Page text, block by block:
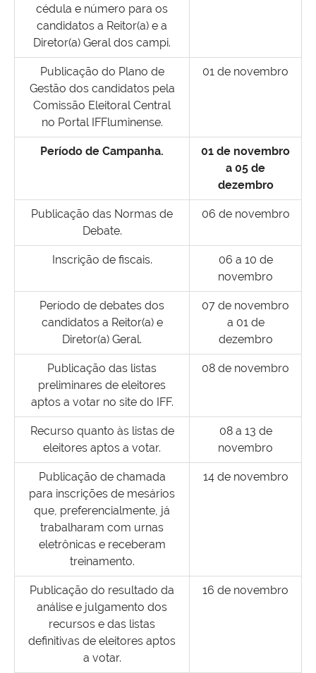
cédula e número para os
candidatos a Reitor(a) e a
Diretor(a) Geral dos campi.
Publicação do Plano de
Gestão dos candidatos pela
Comissão Eleitoral Central
no Portal IFFluminense.
01 de novembro
Período de Campanha.
01 de novembro
a 05 de
dezembro
Publicação das Normas de
Debate.
06 de novembro
Inscrição de fiscais.
06 a 10 de
novembro
Período de debates dos
candidatos a Reitor(a) e
Diretor(a) Geral.
07 de novembro
a 01 de
dezembro
Publicação das listas
preliminares de eleitores
aptos a votar no site do IFF.
08 de novembro
Recurso quanto às listas de
eleitores aptos a votar.
08 a 13 de
novembro
Publicação de chamada
para inscrições de mesários
que, preferencialmente, já
trabalharam com urnas
eletrônicas e receberam
treinamento.
14 de novembro
Publicação do resultado da
análise e julgamento dos
recursos e das listas
definitivas de eleitores aptos
a votar.
16 de novembro